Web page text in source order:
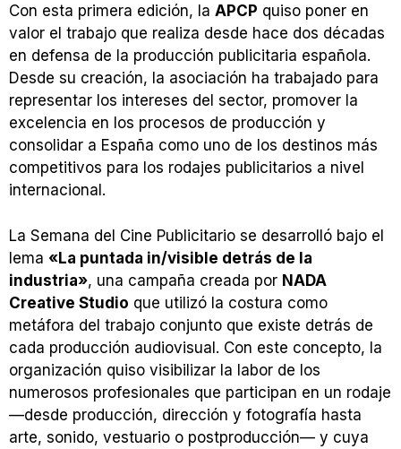
Con esta primera edición, la APCP quiso poner en
valor el trabajo que realiza desde hace dos décadas
en defensa de la producción publicitaria española.
Desde su creación, la asociación ha trabajado para
representar los intereses del sector, promover la
excelencia en los procesos de producción y
consolidar a España como uno de los destinos más
competitivos para los rodajes publicitarios a nivel
internacional.
La Semana del Cine Publicitario se desarrolló bajo el
lema «La puntada in/visible detrás de la
industria», una campaña creada por NADA
Creative Studio que utilizó la costura como
metáfora del trabajo conjunto que existe detrás de
cada producción audiovisual. Con este concepto, la
organización quiso visibilizar la labor de los
numerosos profesionales que participan en un rodaje
—desde producción, dirección y fotografía hasta
arte, sonido, vestuario o postproducción— y cuya